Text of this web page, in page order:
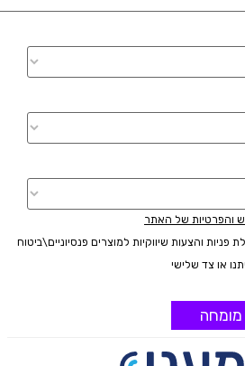
והפרטיות של האתר
והצעות שיווקיות למוצרים פנסיוניים\ביטוח